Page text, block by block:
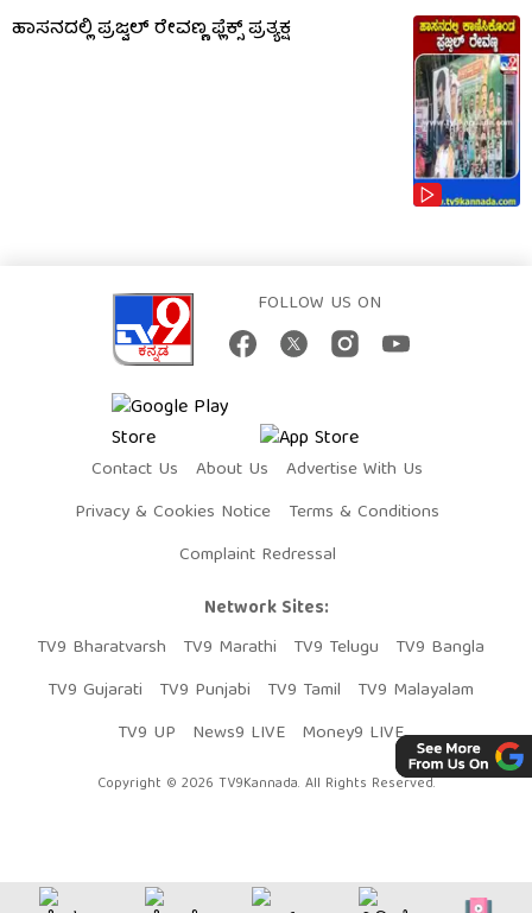
ಹಾಸನದಲ್ಲಿ ಪ್ರಜ್ವಲ್ ರೇವಣ್ಣ ಫ್ಲೆಕ್ಸ್ ಪ್ರತ್ಯಕ್ಷ
FOLLOW US ON
Contact Us About Us
Advertise With Us
Privacy & Cookies Notice
Terms & Conditions
Complaint Redressal
Network Sites:
TV9 Bharatvarsh
TV9 Marathi TV9 Telugu
TV9 Bangla
TV9 Gujarati
TV9 Punjabi TV9 Tamil
TV9 Malayalam
TV9 UP
News9 LIVE Money9 LIVE
Copyright © 2026 TV9Kannada. All Rights Reserved.